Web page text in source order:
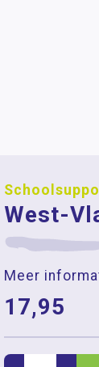
West-
Meer
17,95